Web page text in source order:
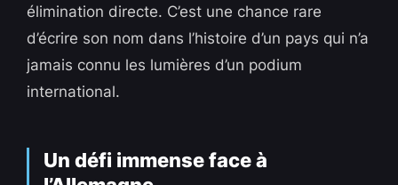
élimination directe. C’est une chance rare
d’écrire son nom dans l’histoire d’un pays qui n’a
jamais connu les lumières d’un podium
international.
Un défi immense face à